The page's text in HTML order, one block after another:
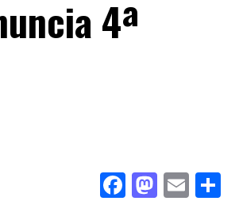
4ª
Facebook